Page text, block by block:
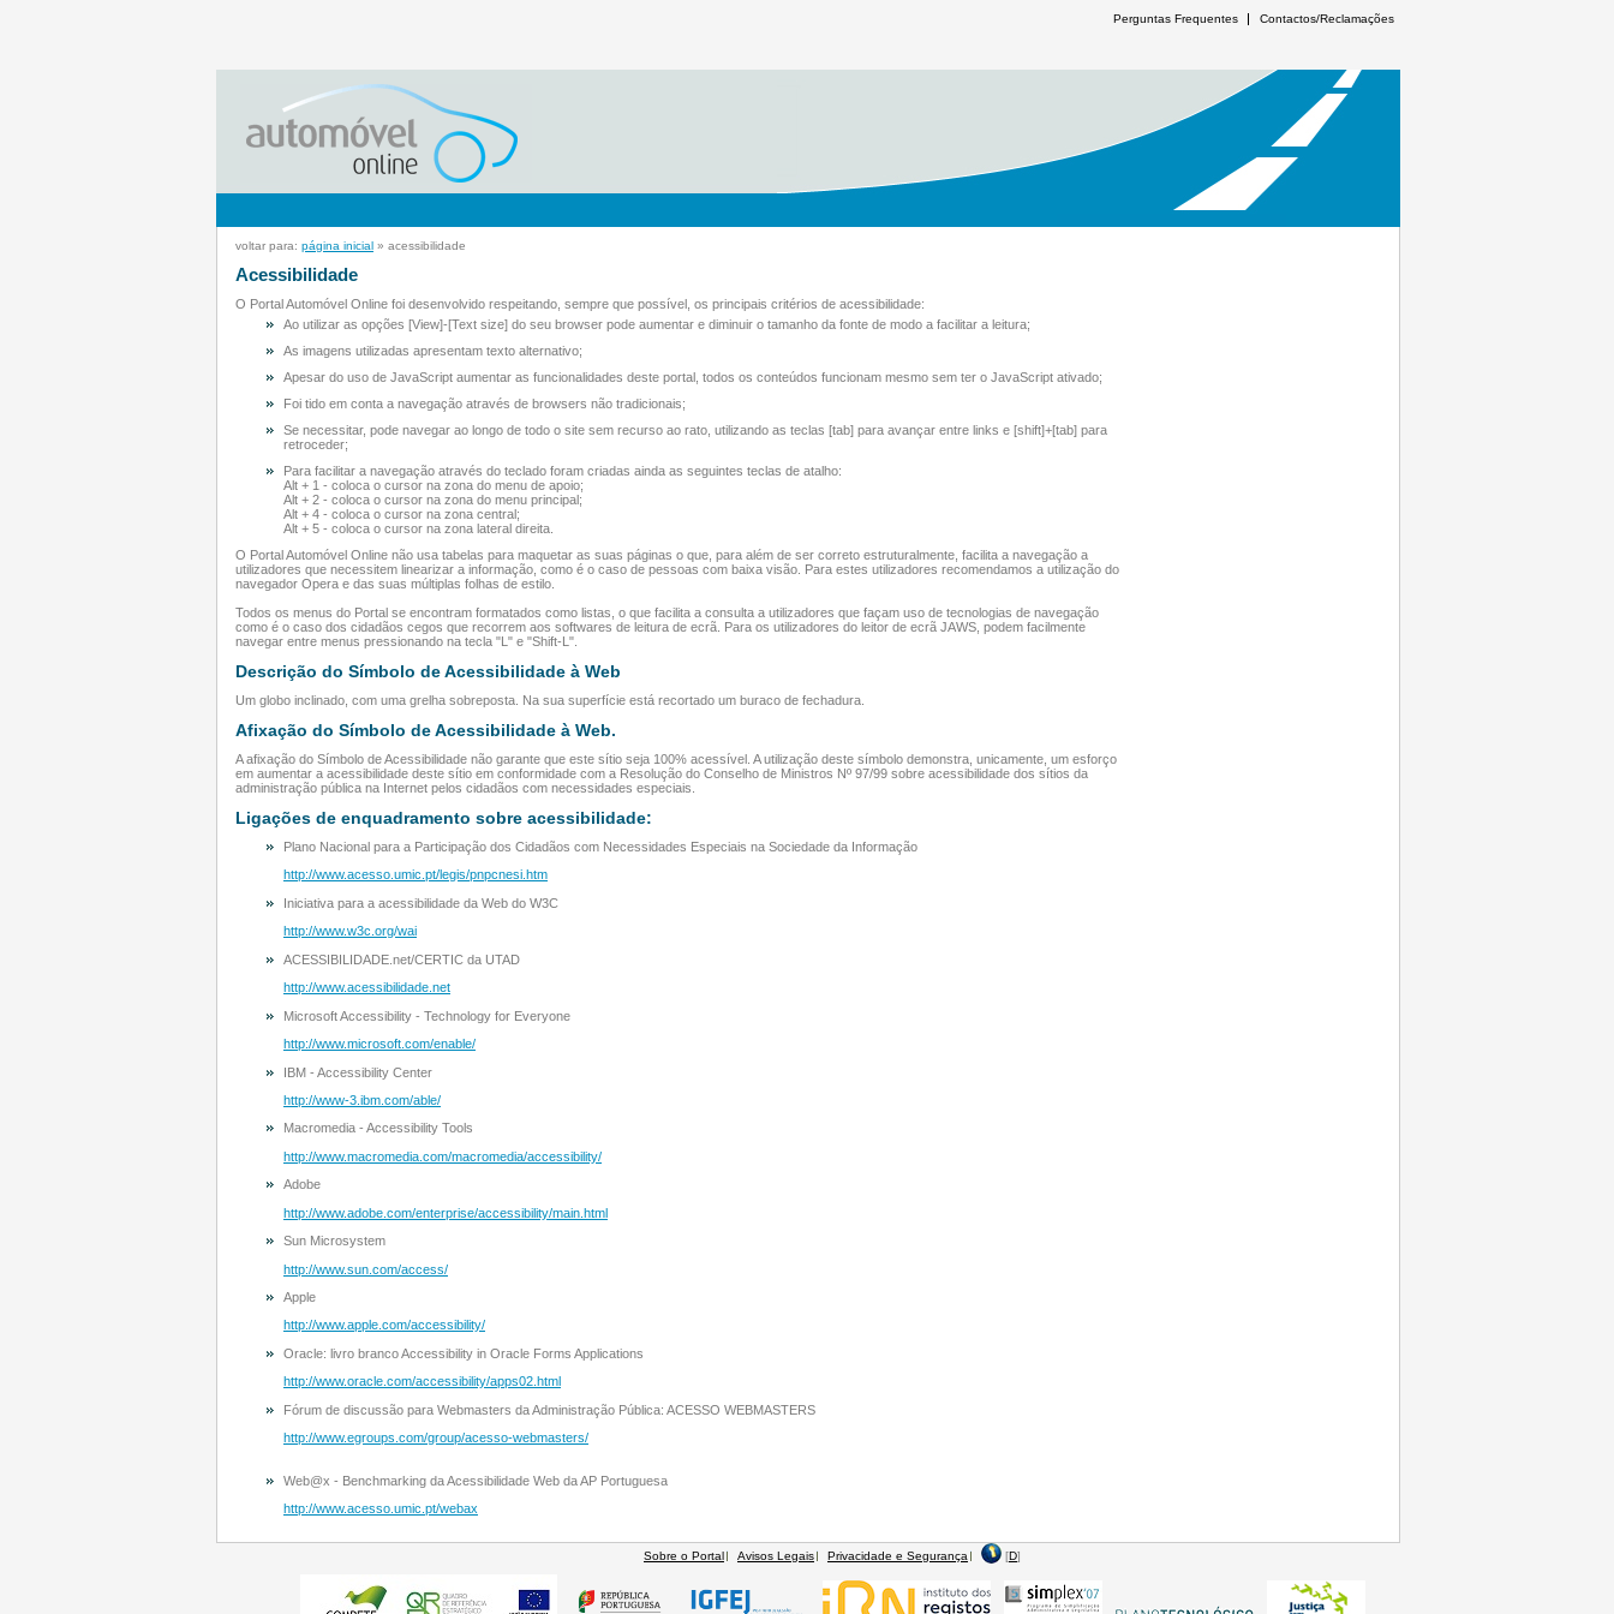
Perguntas Frequentes Contactos/Reclamações
voltar para: página inicial » acessibilidade
Acessibilidade
O Portal Automóvel Online foi desenvolvido respeitando, sempre que possível, os principais critérios de acessibilidade:
Ao utilizar as opções [View]-[Text size] do seu browser pode aumentar e diminuir o tamanho da fonte de modo a facilitar a leitura;
As imagens utilizadas apresentam texto alternativo;
Apesar do uso de JavaScript aumentar as funcionalidades deste portal, todos os conteúdos funcionam mesmo sem ter o JavaScript ativado;
Foi tido em conta a navegação através de browsers não tradicionais;
Se necessitar, pode navegar ao longo de todo o site sem recurso ao rato, utilizando as teclas [tab] para avançar entre links e [shift]+[tab] para
retroceder;
Para facilitar a navegação através do teclado foram criadas ainda as seguintes teclas de atalho:
Alt + 1 - coloca o cursor na zona do menu de apoio;
Alt + 2 - coloca o cursor na zona do menu principal;
Alt + 4 - coloca o cursor na zona central;
Alt + 5 - coloca o cursor na zona lateral direita.
O Portal Automóvel Online não usa tabelas para maquetar as suas páginas o que, para além de ser correto estruturalmente, facilita a navegação a
utilizadores que necessitem linearizar a informação, como é o caso de pessoas com baixa visão. Para estes utilizadores recomendamos a utilização do
navegador Opera e das suas múltiplas folhas de estilo.
Todos os menus do Portal se encontram formatados como listas, o que facilita a consulta a utilizadores que façam uso de tecnologias de navegação
como é o caso dos cidadãos cegos que recorrem aos softwares de leitura de ecrã. Para os utilizadores do leitor de ecrã JAWS, podem facilmente
navegar entre menus pressionando na tecla "L" e "Shift-L".
Descrição do Símbolo de Acessibilidade à Web
Um globo inclinado, com uma grelha sobreposta. Na sua superfície está recortado um buraco de fechadura.
Afixação do Símbolo de Acessibilidade à Web.
A afixação do Símbolo de Acessibilidade não garante que este sítio seja 100% acessível. A utilização deste símbolo demonstra, unicamente, um esforço
em aumentar a acessibilidade deste sítio em conformidade com a Resolução do Conselho de Ministros Nº 97/99 sobre acessibilidade dos sítios da
administração pública na Internet pelos cidadãos com necessidades especiais.
Ligações de enquadramento sobre acessibilidade:
Plano Nacional para a Participação dos Cidadãos com Necessidades Especiais na Sociedade da Informação
http://www.acesso.umic.pt/legis/pnpcnesi.htm
Iniciativa para a acessibilidade da Web do W3C
http://www.w3c.org/wai
ACESSIBILIDADE.net/CERTIC da UTAD
http://www.acessibilidade.net
Microsoft Accessibility - Technology for Everyone
http://www.microsoft.com/enable/
IBM - Accessibility Center
http://www-3.ibm.com/able/
Macromedia - Accessibility Tools
http://www.macromedia.com/macromedia/accessibility/
Adobe
http://www.adobe.com/enterprise/accessibility/main.html
Sun Microsystem
http://www.sun.com/access/
Apple
http://www.apple.com/accessibility/
Oracle: livro branco Accessibility in Oracle Forms Applications
http://www.oracle.com/accessibility/apps02.html
Fórum de discussão para Webmasters da Administração Pública: ACESSO WEBMASTERS
http://www.egroups.com/group/acesso-webmasters/
Web@x - Benchmarking da Acessibilidade Web da AP Portuguesa
http://www.acesso.umic.pt/webax
Sobre o Portal Avisos Legais Privacidade e Segurança [D]